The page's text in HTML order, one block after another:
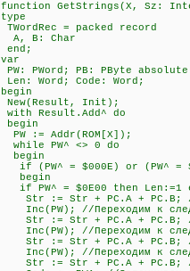
function GetStrings(X, Sz:
type
TWordRec = packed record
A, B: Char
end;
var
PW: PWord; PB: PByte
Len: Word; Code: Word;
begin
New(Result, Init);
with Result.Add^ do
begin
PW := Addr(ROM[X]);
while PW^ <> 0 do
begin
if (PW^ = $000E) or (PW^ =
begin
if PW^ = $0E00 then Len:=1
Str := Str + PC.A + PC.B; //
Inc(PW); //Переходим к
Str := Str + PC.A + PC.B; //
Inc(PW); //Переходим к
Str := Str + PC.A + PC.B; //
Inc(PW); //Переходим к
Str := Str + PC.A + PC.B; //